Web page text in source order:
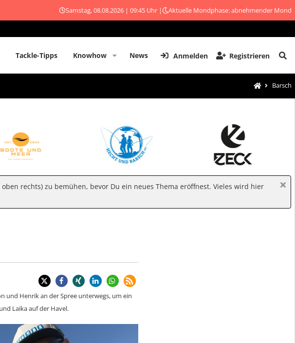
Samstag, 08.08.2026 | 09:45 Uhr | Aktuelle Mondphase: abnehmender Mond
Tackle-Tipps Knowhow News Anmelden Registrieren
Barsch
rechts) zu bemühen, bevor Du ein neues Thema eröffnest. Vieles wird hier
und Henrik an der Spree unterwegs, um ein
Laika auf der Havel.